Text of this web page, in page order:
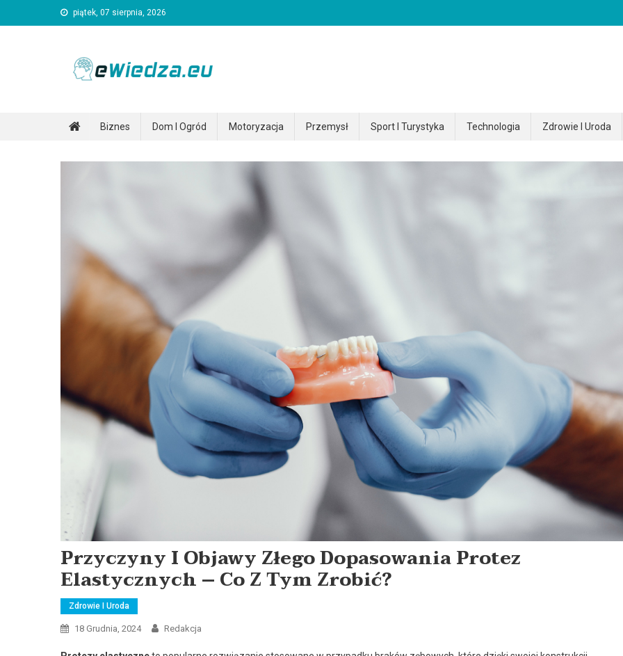
to
piątek, 07 sierpnia, 2026
Biznes Dom I Ogród Motoryzacja Przemysł Sport I Turystyka Technologia Zdrowie I Uroda
Przyczyny I Objawy Złego Dopasowania Protez
Elastycznych – Co Z Tym Zrobić?
Zdrowie I Uroda
18 Grudnia, 2024 Redakcja